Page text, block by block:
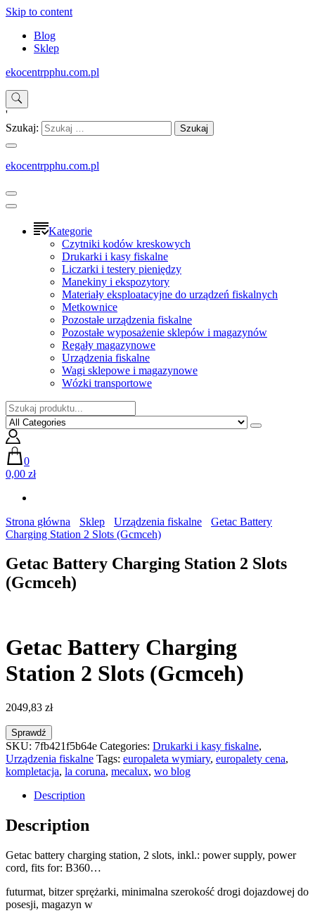
Skip to content
Blog
Sklep
ekocentrpphu.com.pl
'
Szukaj:
ekocentrpphu.com.pl
Kategorie
Czytniki kodów kreskowych
Drukarki i kasy fiskalne
Liczarki i testery pieniędzy
Manekiny i ekspozytory
Materiały eksploatacyjne do urządzeń fiskalnych
Metkownice
Pozostałe urządzenia fiskalne
Pozostałe wyposażenie sklepów i magazynów
Regały magazynowe
Urządzenia fiskalne
Wagi sklepowe i magazynowe
Wózki transportowe
0
0,00 zł
Strona główna Sklep Urządzenia fiskalne
Getac Battery
Charging Station 2 Slots (Gcmceh)
Getac Battery Charging Station 2 Slots
(Gcmceh)
Getac Battery Charging
Station 2 Slots (Gcmceh)
2049,83 zł
Sprawdź
SKU: 7fb421f5b64e Categories: Drukarki i kasy fiskalne,
Urządzenia fiskalne Tags: europaleta wymiary, europalety cena,
kompletacja, la coruna, mecalux, wo blog
Description
Description
Getac battery charging station, 2 slots, inkl.: power supply, power
cord, fits for: B360…
futurmat, bitzer sprężarki, minimalna szerokość drogi dojazdowej do
posesji, magazyn w